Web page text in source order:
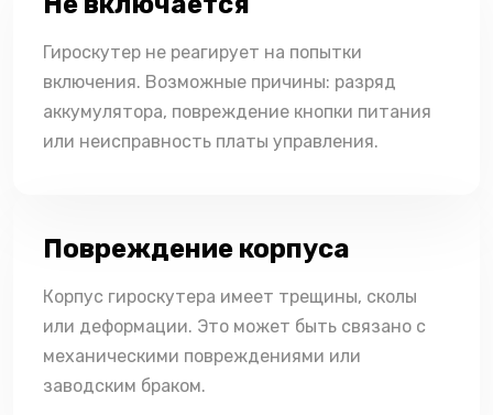
Гироскутер не реагирует на попытки
включения. Возможные причины: разряд
аккумулятора, повреждение кнопки питания
или неисправность платы управления.
Повреждение корпуса
Корпус гироскутера имеет трещины, сколы
или деформации. Это может быть связано с
механическими повреждениями или
заводским браком.